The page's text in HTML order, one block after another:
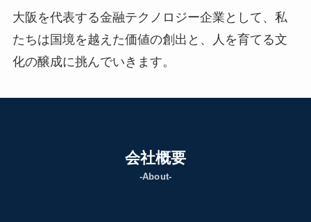
大阪を代表する金融テクノロジー企業として、私
たちは国境を越えた価値の創出と、人を育てる文
化の醸成に挑んでいきます。
会社概要
-About-